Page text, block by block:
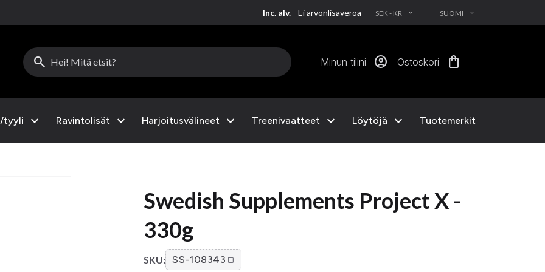
Inc. alv. Ei arvonlisäveroa SEK - KR EXPAND_MORE SUOMI EXPAND_MORE
search Minun tilini account_circle Ostoskori shopping_bag
tyyli expand_more Ravintolisät expand_more Harjoitusvälineet expand_more Treenivaatteet expand_more Löytöjä expand_more Tuotemerkit
Swedish Supplements Project X -
330g
SKU: SS-108343